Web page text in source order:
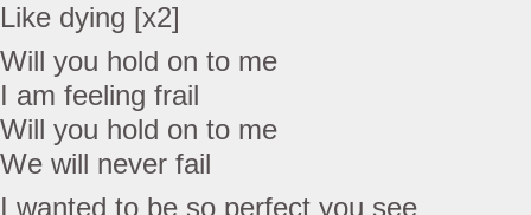
Like dying [x2]
Will you hold on to me
I am feeling frail
Will you hold on to me
We will never fail
I wanted to be so perfect you see